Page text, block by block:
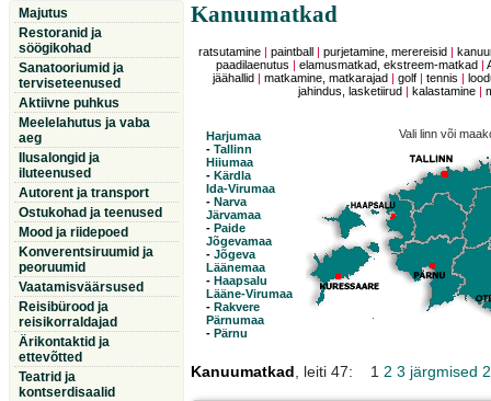
Majutus
Restoranid ja
söögikohad
Sanatooriumid ja
terviseteenused
Aktiivne puhkus
Meelelahutus ja vaba
aeg
Ilusalongid ja
iluteenused
Autorent ja transport
Ostukohad ja teenused
Mood ja riidepoed
Konverentsiruumid ja
peoruumid
Vaatamisväärsused
Reisibürood ja
reisikorraldajad
Ärikontaktid ja
ettevõtted
Teatrid ja
kontserdisaalid
Kanuumatkad
ratsutamine| paintball purjetamine, merereisid
paadilaenutus
|elamusmatkad, ekstreem-matkad |
jäähallid
matkamine, matkarajad golf| tennis
jahindus, lasketiirud
kalastamine |
Harjumaa
- Tallinn
Hiiumaa
- Kärdla
Ida-Virumaa
- Narva
Järvamaa
- Paide
Jõgevamaa
- Jõgeva
Läänemaa
- Haapsalu
Lääne-Virumaa
- Rakvere
Pärnumaa
- Pärnu
Vali linn või
Kanuumatkad, leiti 47: 1 2 3 järgmised